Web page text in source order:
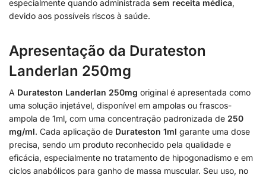
especialmente quando administrada sem receita médica,
devido aos possíveis riscos à saúde.
Apresentação da Durateston
Landerlan 250mg
A Durateston Landerlan 250mg original é apresentada como
uma solução injetável, disponível em ampolas ou frascos-
ampola de 1ml, com uma concentração padronizada de 250
mg/ml. Cada aplicação de Durateston 1ml garante uma dose
precisa, sendo um produto reconhecido pela qualidade e
eficácia, especialmente no tratamento de hipogonadismo e em
ciclos anabólicos para ganho de massa muscular. Seu uso, no